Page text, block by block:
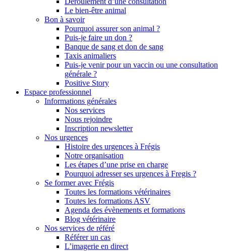
Le bien-être animal
Bon à savoir
Pourquoi assurer son animal ?
Puis-je faire un don ?
Banque de sang et don de sang
Taxis animaliers
Puis-je venir pour un vaccin ou une consultation
générale ?
Positive Story
Espace professionnel
Informations générales
Nos services
Nous rejoindre
Inscription newsletter
Nos urgences
Histoire des urgences à Frégis
Notre organisation
Les étapes d’une prise en charge
Pourquoi adresser ses urgences à Fregis ?
Se former avec Frégis
Toutes les formations vétérinaires
Toutes les formations ASV
Agenda des évènements et formations
Blog vétérinaire
Nos services de référé
Référer un cas
L’imagerie en direct